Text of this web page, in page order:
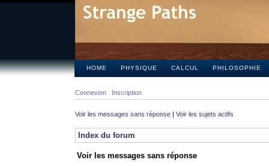
HOME PHYSIQUE CALCUL PHILOSOPHIE
Connexion Inscription
Voir les messages sans réponse | Voir les sujets actifs
Index du forum
Voir les messages sans réponse